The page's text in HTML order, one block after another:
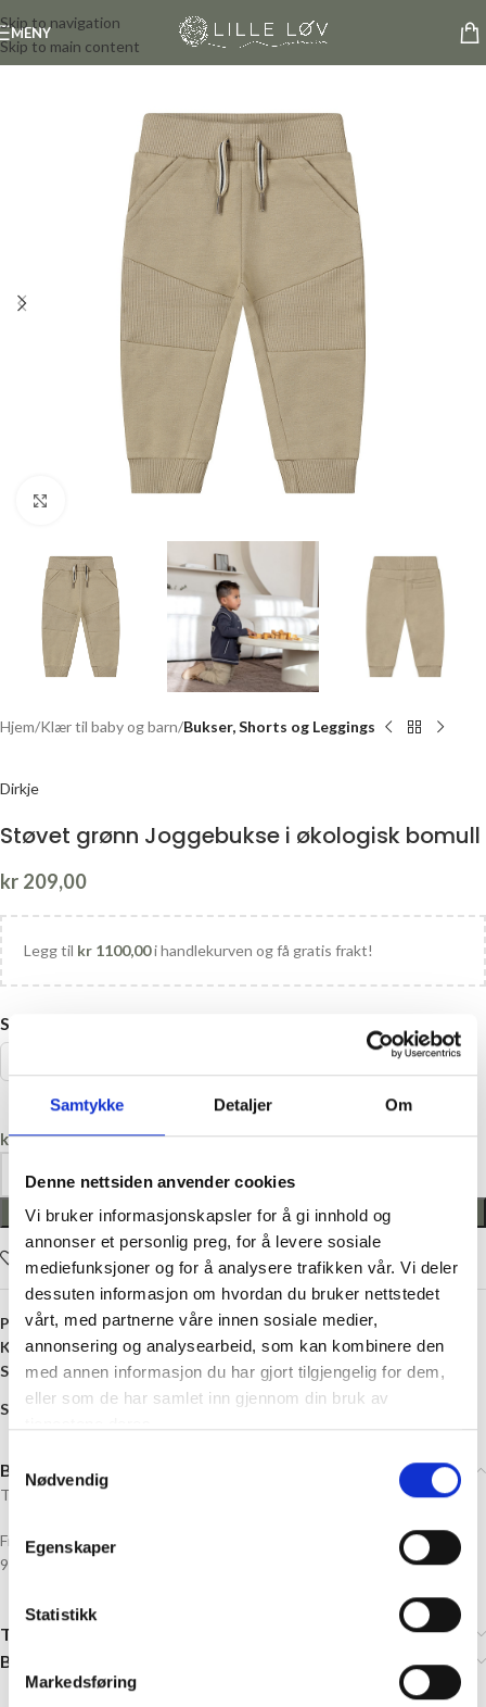
Samtykke Detaljer Om
Denne nettsiden anvender cookies
Vi bruker informasjonskapsler for å gi innhold og
annonser et personlig preg, for å levere sosiale
mediefunksjoner og for å analysere trafikken vår. Vi deler
dessuten informasjon om hvordan du bruker nettstedet
vårt, med partnerne våre innen sosiale medier,
annonsering og analysearbeid, som kan kombinere den
med annen informasjon du har gjort tilgjengelig for dem,
eller som de har samlet inn gjennom din bruk av
Nødvendig
Egenskaper
Statistikk
Markedsføring
Skip to navigation
Skip to main content
MENY
Hjem Klær til baby og barn Bukser, Shorts og Leggings
Dirkje
Støvet grønn Joggebukse i økologisk bomull
kr 209,00
Legg til kr 1100,00i handlekurven og få gratis frakt!
STØRRELSE
kr209,00
LEGG I HANDLEKURV
Legg i ønskelisten
Produktnummer:Q52687-35
Kategori:Bukser, Shorts og Leggings
Stikkord: Baby, Barn,Bukse, Grønn, Gutt
Share:
Beskrivelse
Tøff og myk joggebukse i støvet grønn.
Fiberinnhold:
96% Bomull, 4% Elastin
Tilleggsinformasjon
Brand